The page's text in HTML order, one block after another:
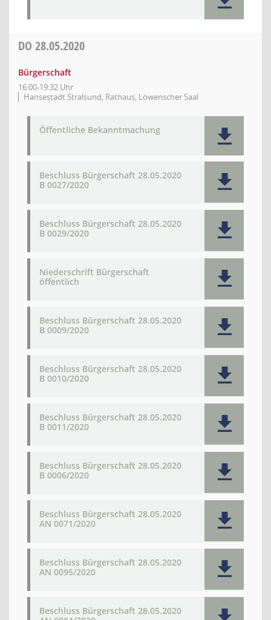
DO 28.05.2020
Bürgerschaft
16:00-19:32 Uhr
Hansestadt Stralsund, Rathaus, Löwenscher Saal
Öffentliche Bekanntmachung
Beschluss Bürgerschaft 28.05.2020
B 0027/2020
Beschluss Bürgerschaft 28.05.2020
B 0029/2020
Niederschrift Bürgerschaft
öffentlich
Beschluss Bürgerschaft 28.05.2020
B 0009/2020
Beschluss Bürgerschaft 28.05.2020
B 0010/2020
Beschluss Bürgerschaft 28.05.2020
B 0011/2020
Beschluss Bürgerschaft 28.05.2020
B 0006/2020
Beschluss Bürgerschaft 28.05.2020
AN 0071/2020
Beschluss Bürgerschaft 28.05.2020
AN 0095/2020
Beschluss Bürgerschaft 28.05.2020